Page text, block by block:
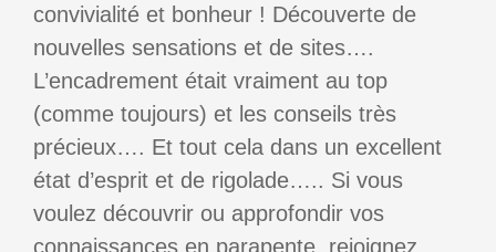
convivialité et bonheur ! Découverte de
nouvelles sensations et de sites….
L’encadrement était vraiment au top
(comme toujours) et les conseils très
précieux…. Et tout cela dans un excellent
état d’esprit et de rigolade….. Si vous
voulez découvrir ou approfondir vos
connaissances en parapente, rejoignez